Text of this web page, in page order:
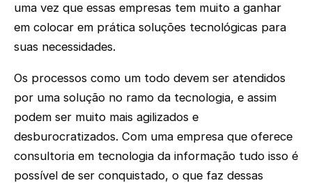
uma vez que essas empresas tem muito a ganhar
em colocar em prática soluções tecnológicas para
suas necessidades.
Os processos como um todo devem ser atendidos
por uma solução no ramo da tecnologia, e assim
podem ser muito mais agilizados e
desburocratizados. Com uma empresa que oferece
consultoria em tecnologia da informação tudo isso é
possível de ser conquistado, o que faz dessas